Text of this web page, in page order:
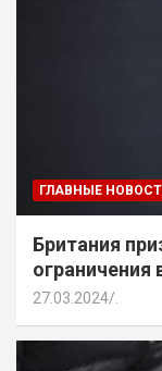
ГЛАВНЫЕ
Британия
ограничения
27.03.2024